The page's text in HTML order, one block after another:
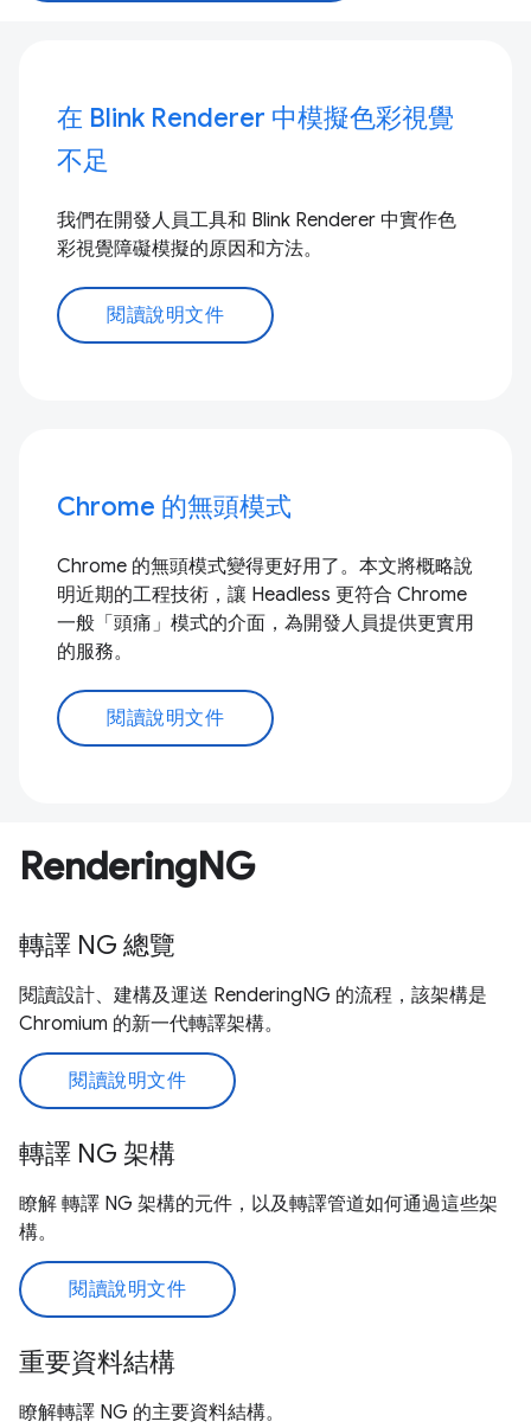
在 Blink Renderer 中模擬色彩視覺
不足
我們在開發人員工具和 Blink Renderer 中實作色
彩視覺障礙模擬的原因和方法。
閱讀說明文件
Chrome 的無頭模式
Chrome 的無頭模式變得更好用了。本文將概略說
明近期的工程技術，讓 Headless 更符合 Chrome
一般「頭痛」模式的介面，為開發人員提供更實用
的服務。
閱讀說明文件
RenderingNG
轉譯 NG 總覽
閱讀設計、建構及運送 RenderingNG 的流程，該架構是
Chromium 的新一代轉譯架構。
閱讀說明文件
轉譯 NG 架構
瞭解 轉譯 NG 架構的元件，以及轉譯管道如何通過這些架
構。
閱讀說明文件
重要資料結構
瞭解轉譯 NG 的主要資料結構。